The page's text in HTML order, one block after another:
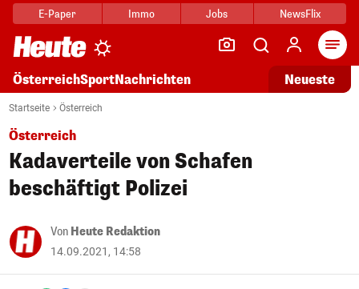
E-Paper Immo Jobs NewsFlix
ÖsterreichSportNachrichten Neueste
Startseite Österreich
Österreich
Kadaverteile von Schafen
beschäftigt Polizei
Von Heute Redaktion
14.09.2021, 14:58